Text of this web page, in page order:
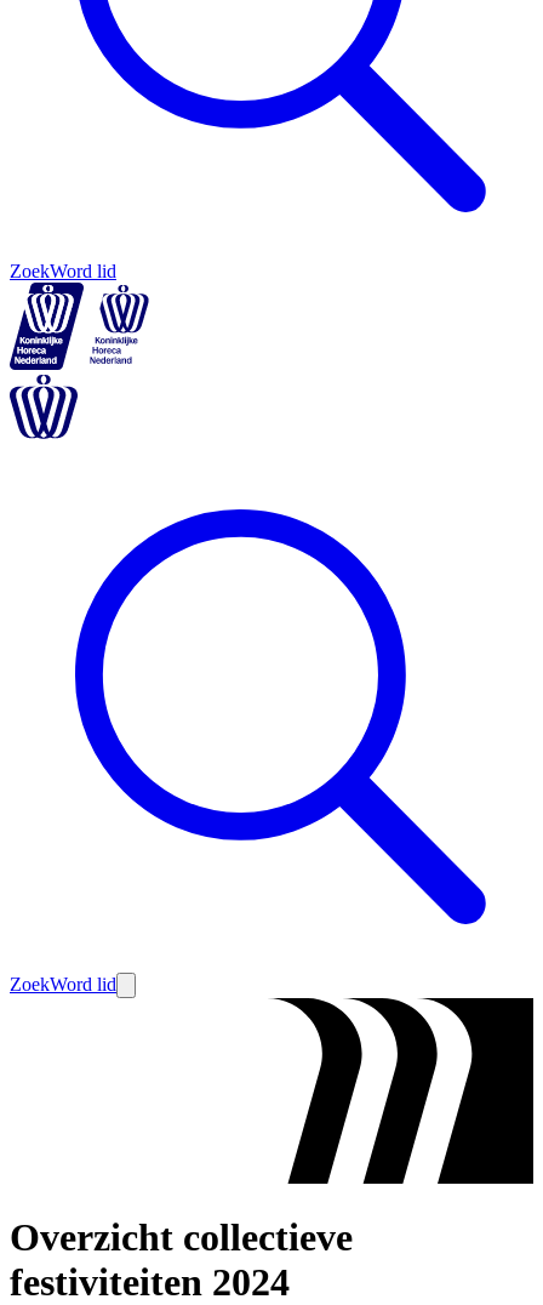
ZoekWord lid
ZoekWord lid
Overzicht collectieve
festiviteiten 2024